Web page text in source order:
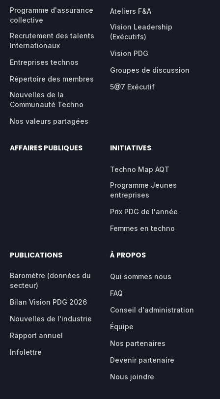
Programme d'assurance
collective
Recrutement des talents
Internationaux
Entreprises technos
Répertoire des membres
Nouvelles de la
Communauté Techno
Nos valeurs partagées
Ateliers F&A
Vision Leadership
(Exécutifs)
Vision PDG
Groupes de discussion
5@7 Exécutif
AFFAIRES PUBLIQUES INITIATIVES
Techno Map AQT
Programme Jeunes
entreprises
Prix PDG de l'année
Femmes en techno
PUBLICATIONS
Baromètre (données du
secteur)
Bilan Vision PDG 2026
Nouvelles de l'industrie
Rapport annuel
Infolettre
À PROPOS
Qui sommes nous
FAQ
Conseil d'administration
Équipe
Nos partenaires
Devenir partenaire
Nous joindre